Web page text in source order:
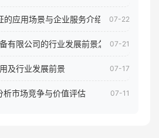
应用场景与企业服务介绍 07-22
有限公司的行业发展前景怎样07-21
及行业发展前景 07-17
析市场竞争与价值评估 07-11